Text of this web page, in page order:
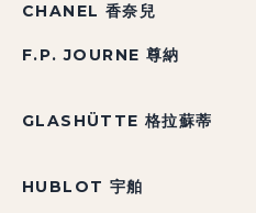
CHANEL 香奈兒
F.P. JOURNE 尊納
GLASHÜTTE 格拉蘇蒂
HUBLOT 宇舶